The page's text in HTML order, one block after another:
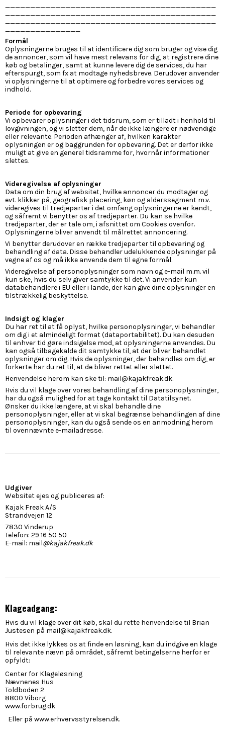
__________________________________________
__________________________________________
__________________________________________
_______________
Formål
Oplysningerne bruges til at identificere dig som bruger og vise dig
de annoncer, som vil have mest relevans for dig, at registrere dine
køb og betalinger, samt at kunne levere dig de services, du har
efterspurgt, som fx at modtage nyhedsbreve. Derudover anvender
vi oplysningerne til at optimere og forbedre vores services og
indhold.
Periode for opbevaring
Vi opbevarer oplysninger i det tidsrum, som er tilladt i henhold til
lovgivningen, og vi sletter dem, når de ikke længere er nødvendige
eller relevante. Perioden afhænger af, hvilken karakter
oplysningen er og baggrunden for opbevaring. Det er derfor ikke
muligt at give en generel tidsramme for, hvornår informationer
slettes.
Videregivelse af oplysninger
Data om din brug af websitet, hvilke annoncer du modtager og
evt. klikker på, geografisk placering, køn og alderssegment m.v.
videregives til tredjeparter i det omfang oplysningerne er kendt,
og såfremt vi benytter os af tredjeparter. Du kan se hvilke
tredjeparter, der er tale om, i afsnittet om Cookies ovenfor.
Oplysningerne bliver anvendt til målrettet annoncering.
Vi benytter derudover en række tredjeparter til opbevaring og
behandling af data. Disse behandler udelukkende oplysninger på
vegne af os og må ikke anvende dem til egne formål.
Videregivelse af personoplysninger som navn og e-mail m.m. vil
kun ske, hvis du selv giver samtykke til det. Vi anvender kun
databehandlere i EU eller i lande, der kan give dine oplysninger en
tilstrækkelig beskyttelse.
Indsigt og klager
Du har ret til at få oplyst, hvilke personoplysninger, vi behandler
om dig i et almindeligt format (dataportabilitet). Du kan desuden
til enhver tid gøre indsigelse mod, at oplysningerne anvendes. Du
kan også tilbagekalde dit samtykke til, at der bliver behandlet
oplysninger om dig. Hvis de oplysninger, der behandles om dig, er
forkerte har du ret til, at de bliver rettet eller slettet.
Henvendelse herom kan ske til: mail@kajakfreak.dk.
Hvis du vil klage over vores behandling af dine personoplysninger,
har du også mulighed for at tage kontakt til Datatilsynet.
Ønsker du ikke længere, at vi skal behandle dine
personoplysninger, eller at vi skal begrænse behandlingen af dine
personoplysninger, kan du også sende os en anmodning herom
til ovennævnte e-mailadresse.
Udgiver
Websitet ejes og publiceres af:
Kajak Freak A/S
Strandvejen 12
7830 Vinderup
Telefon: 29 16 50 50
E-mail: mail@kajakfreak.dk
Klageadgang:
Hvis du vil klage over dit køb, skal du rette henvendelse til Brian
Justesen på mail@kajakfreak.dk.
Hvis det ikke lykkes os at finde en løsning, kan du indgive en klage
til relevante nævn på området, såfremt betingelserne herfor er
opfyldt:
Center for Klageløsning
Nævnenes Hus
Toldboden 2
8800 Viborg
www.forbrug.dk
Eller på www.erhvervsstyrelsen.dk.